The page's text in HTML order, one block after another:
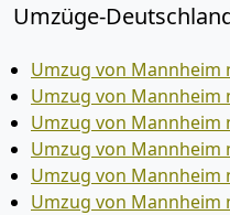
Umzüge-
Umzug von Mannheim
Umzug von Mannheim
Umzug von Mannheim
Umzug von Mannheim
Umzug von Mannheim
Umzug von Mannheim